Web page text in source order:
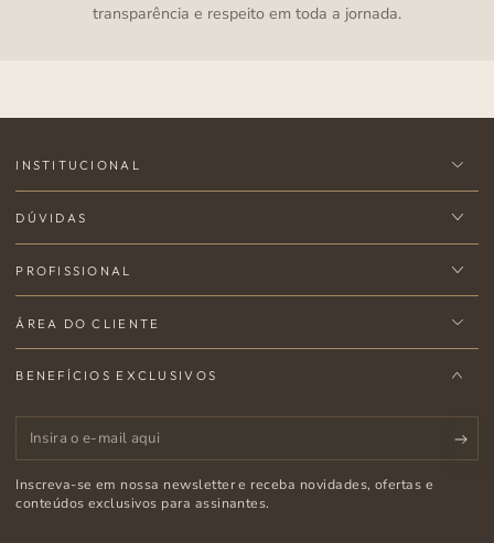
transparência e respeito em toda a jornada.
INSTITUCIONAL
DÚVIDAS
PROFISSIONAL
ÁREA DO CLIENTE
BENEFÍCIOS EXCLUSIVOS
Insira
o
e-
Inscreva-se em nossa newsletter e receba novidades, ofertas e
conteúdos exclusivos para assinantes.